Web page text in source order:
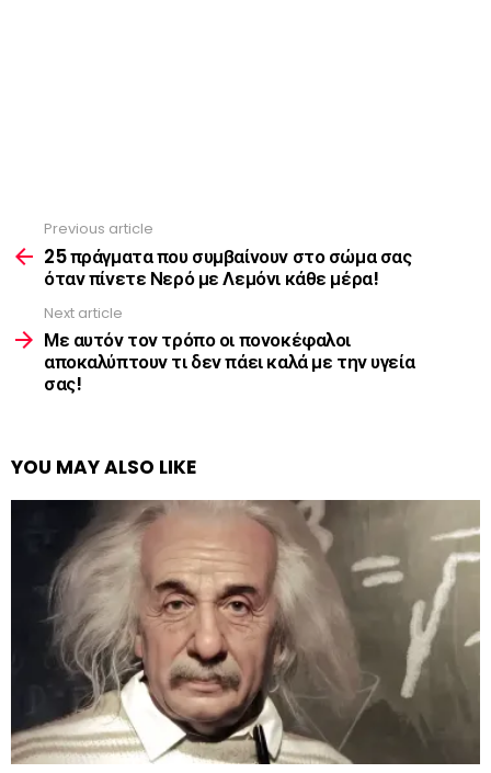
more
Previous article
25 πράγματα που συμβαίνουν στο σώμα σας
όταν πίνετε Νερό με Λεμόνι κάθε μέρα!
Next article
Με αυτόν τον τρόπο οι πονοκέφαλοι
αποκαλύπτουν τι δεν πάει καλά με την υγεία
σας!
YOU MAY ALSO LIKE